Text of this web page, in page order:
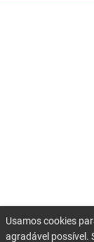
Usamos cookies
agradável possível.